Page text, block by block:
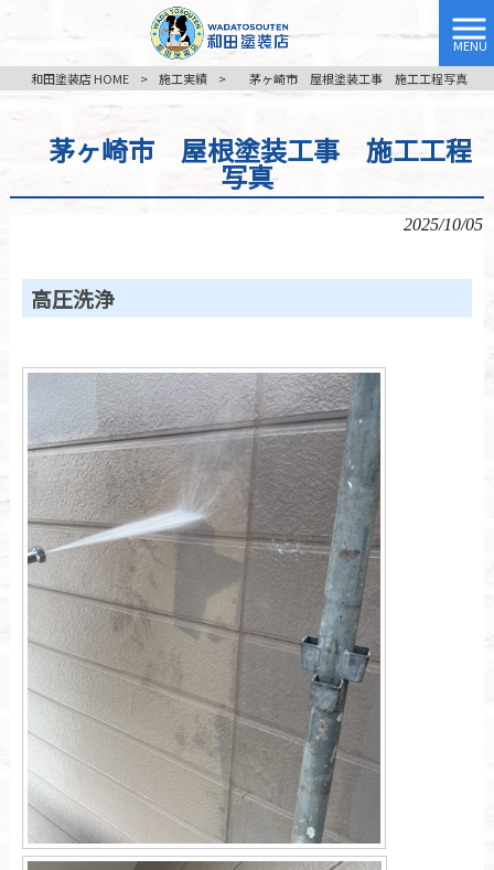
MENU
和田塗装店 HOME
> 施工実績 > 茅ヶ崎市 屋根塗装工事 施工工程写真
茅ヶ崎市 屋根塗装工事 施工工程
写真
2025/10/05
高圧洗浄